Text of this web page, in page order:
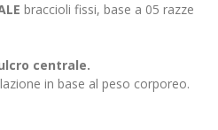
braccioli fissi, base a 05 razze
centrale.
in base al peso corporeo.